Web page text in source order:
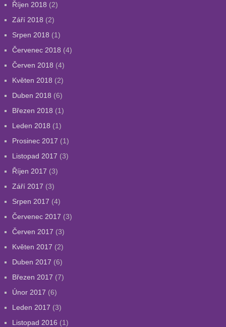
Říjen 2018 (2)
Září 2018 (2)
Srpen 2018 (1)
Červenec 2018 (4)
Červen 2018 (4)
Květen 2018 (2)
Duben 2018 (6)
Březen 2018 (1)
Leden 2018 (1)
Prosinec 2017 (1)
Listopad 2017 (3)
Říjen 2017 (3)
Září 2017 (3)
Srpen 2017 (4)
Červenec 2017 (3)
Červen 2017 (3)
Květen 2017 (2)
Duben 2017 (6)
Březen 2017 (7)
Únor 2017 (6)
Leden 2017 (3)
Listopad 2016 (1)